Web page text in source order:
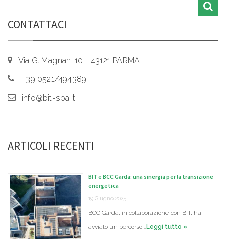
CONTATTACI
Via G. Magnani 10 - 43121 PARMA
+ 39 0521/494389
info@bit-spa.it
ARTICOLI RECENTI
BIT e BCC Garda: una sinergia per la transizione
energetica
19 Giugno 2025
BCC Garda, in collaborazione con BIT, ha
avviato un percorso …Leggi tutto »